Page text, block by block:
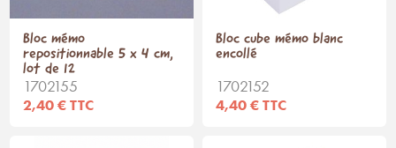
Bloc mémo
repositionnable 5 x 4 cm,
lot de 12
1702155
2,40 € TTC
Bloc cube mémo blanc
encollé
1702152
4,40 € TTC